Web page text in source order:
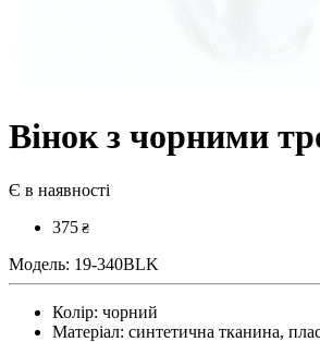
Вінок з чорними
Є в наявності
375 ₴
Модель: 19-340BLK
Колір: чорний
Матеріал: синтетична тканина,